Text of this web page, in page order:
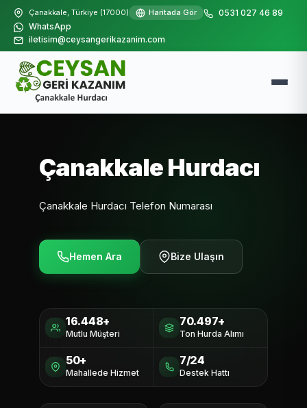
Çanakkale, Türkiye (17000) Haritada Gör
0531 027 46 89
WhatsApp
iletisim@ceysangerikazanim.com
Çanakkale Hurdacı
Çanakkale Hurdacı Telefon Numarası
Hemen Ara Bize Ulaşın
16.448+
Mutlu Müşteri
70.497+
Ton Hurda Alımı
50+
Mahallede Hizmet
7/24
Destek Hattı